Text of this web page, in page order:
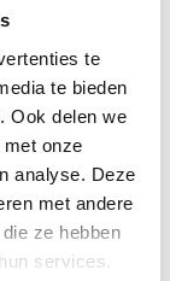
te
te bieden
Ook delen we
onze
analyse. Deze
met andere
ze hebben
services.
Je
OSW gebeurt